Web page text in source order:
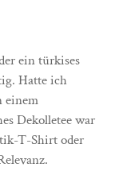
ein türkises
Hatte ich
einem
Dekolletee war
T-Shirt oder